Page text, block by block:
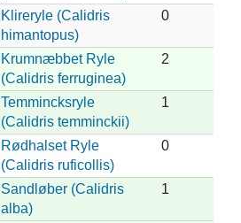
Klireryle (Calidris
himantopus)
0
Krumnæbbet Ryle
(Calidris ferruginea)
2
Temmincksryle
(Calidris temminckii)
1
Rødhalset Ryle
(Calidris ruficollis)
0
Sandløber (Calidris
alba)
1